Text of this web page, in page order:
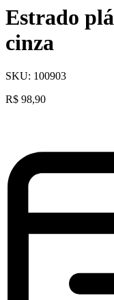
Estrado
cinza
SKU: 100903
R$ 98,90